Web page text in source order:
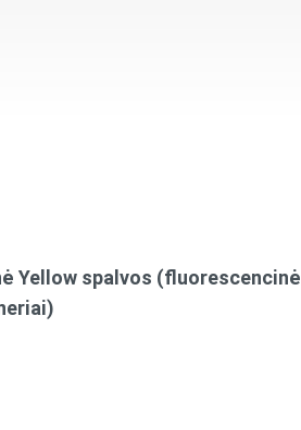
Yellow spalvos (fluorescencinė